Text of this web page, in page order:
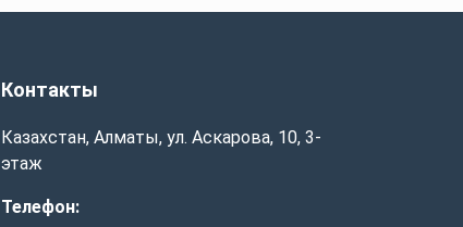
Контакты
Казахстан, Алматы, ул. Аскарова, 10, 3-
этаж
Телефон: